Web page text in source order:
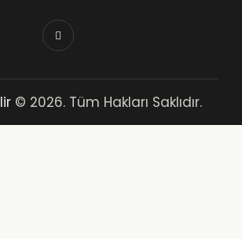
© 2026. Tüm Hakları Saklıdır.